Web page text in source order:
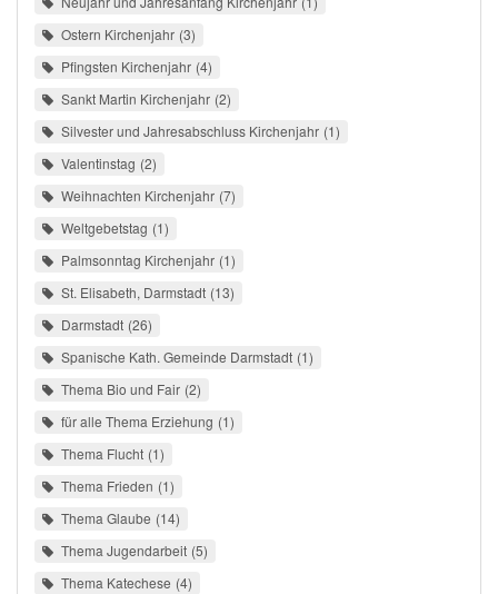
Ostern Kirchenjahr 3
Pfingsten Kirchenjahr 4
Sankt Martin Kirchenjahr 2
Silvester und Jahresabschluss Kirchenjahr 1
Valentinstag 2
Weihnachten Kirchenjahr 7
Weltgebetstag 1
Palmsonntag Kirchenjahr 1
St. Elisabeth, Darmstadt 13
Darmstadt 26
Spanische Kath. Gemeinde Darmstadt 1
Thema Bio und Fair 2
für alle Thema Erziehung 1
Thema Flucht 1
Thema Frieden 1
Thema Glaube 14
Thema Jugendarbeit 5
Thema Katechese 4